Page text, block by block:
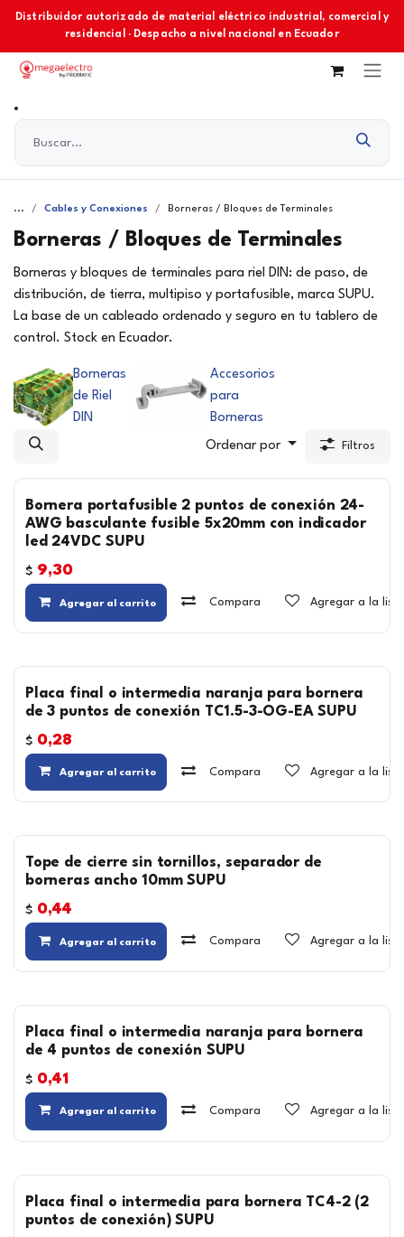
Ir al contenido
Distribuidor autorizado de material eléctrico industrial, comercial y
residencial · Despacho a nivel nacional en Ecuador
... Cables y Conexiones Borneras / Bloques de Terminales
Borneras / Bloques de Terminales
Borneras y bloques de terminales para riel DIN: de paso, de
distribución, de tierra, multipiso y portafusible, marca SUPU.
La base de un cableado ordenado y seguro en tu tablero de
control. Stock en Ecuador.
Borneras
de Riel
DIN
Accesorios
para
Borneras
Ordenar por Filtros
Bornera portafusible 2 puntos de conexión 24-
AWG basculante fusible 5x20mm con indicador
led 24VDC SUPU
$ 9,30
Agregar al carrito Compara Agregar a la
Placa final o intermedia naranja para bornera
de 3 puntos de conexión TC1.5-3-OG-EA SUPU
$ 0,28
Agregar al carrito Compara Agregar a la
Tope de cierre sin tornillos, separador de
borneras ancho 10mm SUPU
$ 0,44
Agregar al carrito Compara Agregar a la
Placa final o intermedia naranja para bornera
de 4 puntos de conexión SUPU
$ 0,41
Agregar al carrito Compara Agregar a la
Placa final o intermedia para bornera TC4-2 (2
puntos de conexión) SUPU